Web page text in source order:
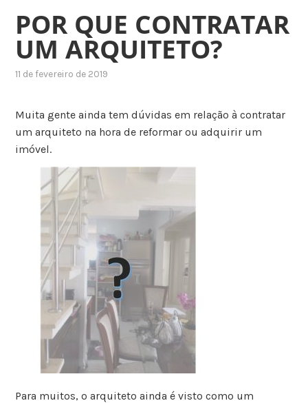
POR QUE CONTRATAR
UM ARQUITETO?
11 de fevereiro de 2019
Muita gente ainda tem dúvidas em relação à contratar
um arquiteto na hora de reformar ou adquirir um
imóvel.
Para muitos, o arquiteto ainda é visto como um